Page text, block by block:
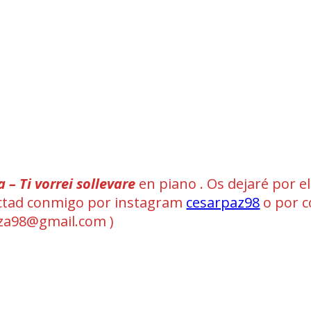
– Ti vorrei sollevare en piano . Os dejaré por
conmigo por instagram cesarpaz98 o por
)